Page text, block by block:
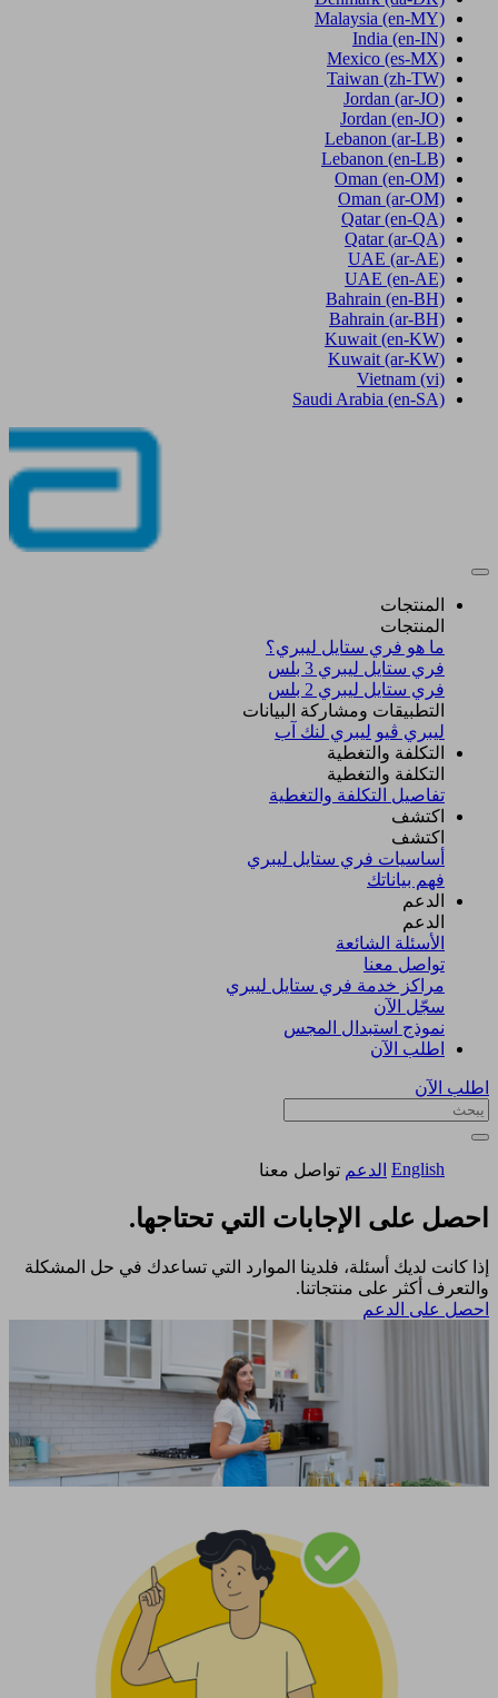
Malaysia (en-MY)
India (en-IN)
Mexico (es-MX)
Taiwan (zh-TW)
Jordan (ar-JO)
Jordan (en-JO)
Lebanon (ar-LB)
Lebanon (en-LB)
Oman (en-OM)
Oman (ar-OM)
Qatar (en-QA)
Qatar (ar-QA)
UAE (ar-AE)
UAE (en-AE)
Bahrain (en-BH)
Bahrain (ar-BH)
Kuwait (en-KW)
Kuwait (ar-KW)
Vietnam (vi)
Saudi Arabia (en-SA)
المنتجات
المنتجات
ما هو فري ستايل ليبري؟
فري ستايل ليبري 3 بلس​
فري ستايل ليبري 2 بلس​
التطبيقات ومشاركة البيانات
ليبري ڤيو ليبري لنك آب
التكلفة والتغطية
التكلفة والتغطية
تفاصيل التكلفة والتغطية
اكتشف​
اكتشف​
أساسيات فري ستايل ليبري
فهم بياناتك
الدعم
الدعم
الأسئلة الشائعة
تواصل معنا
مراكز خدمة فري ستايل ليبري
سجّل الآن​
نموذج استبدال المجس
اطلب الآن
اطلب الآن
English الدعم تواصل معنا
احصل على الإجابات التي تحتاجها.
إذا كانت لديك أسئلة، فلدينا الموارد التي تساعدك في حل المشكلة
والتعرف أكثر على منتجاتنا.
احصل على الدعم​